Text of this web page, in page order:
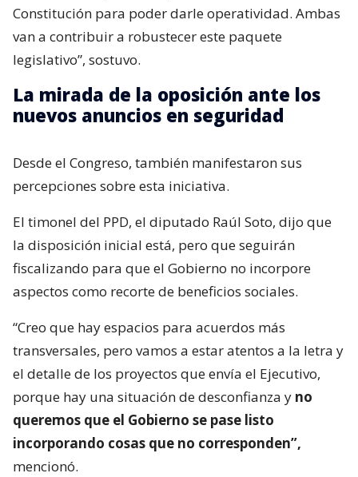
Constitución para poder darle operatividad. Ambas
van a contribuir a robustecer este paquete
legislativo”, sostuvo.
La mirada de la oposición ante los
nuevos anuncios en seguridad
Desde el Congreso, también manifestaron sus
percepciones sobre esta iniciativa.
El timonel del PPD, el diputado Raúl Soto, dijo que
la disposición inicial está, pero que seguirán
fiscalizando para que el Gobierno no incorpore
aspectos como recorte de beneficios sociales.
“Creo que hay espacios para acuerdos más
transversales, pero vamos a estar atentos a la letra y
el detalle de los proyectos que envía el Ejecutivo,
porque hay una situación de desconfianza y no
queremos que el Gobierno se pase listo
incorporando cosas que no corresponden”,
mencionó.